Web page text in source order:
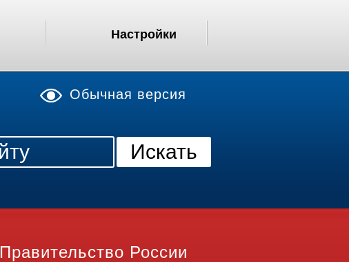
Обычная версия
Правительство России
Настройки